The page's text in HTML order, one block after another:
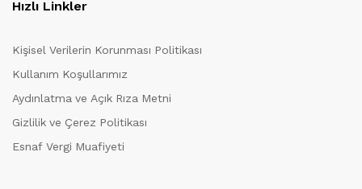
Hızlı Linkler
Kişisel Verilerin Korunması Politikası
Kullanım Koşullarımız
Aydınlatma ve Açık Rıza Metni
Gizlilik ve Çerez Politikası
Esnaf Vergi Muafiyeti